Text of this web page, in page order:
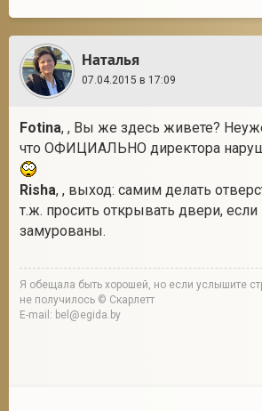
Наталья
07.04.2015 в 17:09
Fotina, , Вы же здесь живете?
что ОФИЦИАЛЬНО директора
Risha, , выход: самим делать
т.ж. просить открывать двери,
замурованы.
Я обещала быть хорошей, но если услышите
не получилось © Скарлетт
E-mail: bel@egida.by